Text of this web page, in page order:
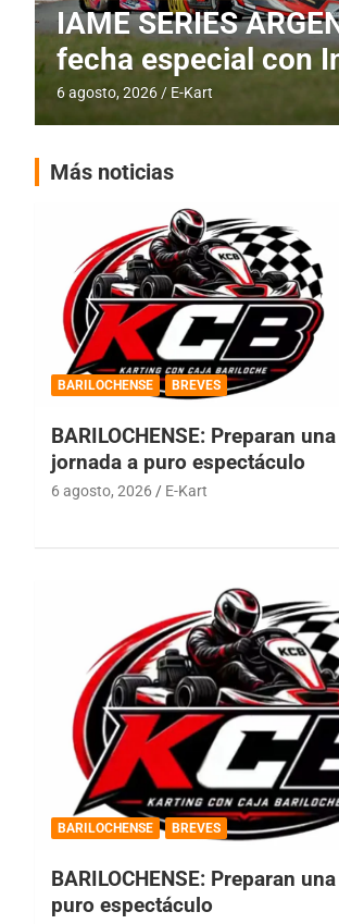
IAME SERIES
fecha con Invitados
4 agosto, 2026 E-Kart
Más noticias
BARILOCHENSE BREVES
BARILOCHENSE: Preparan una
jornada a puro espectáculo
6 agosto, 2026 E-Kart
BARILOCHENSE BREVES
BARILOCHENSE: Preparan
puro espectáculo